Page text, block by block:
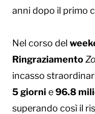
anni dopo il primo
Nel corso del
Ringraziamento
incasso
5 giorni e96.8
superando così il